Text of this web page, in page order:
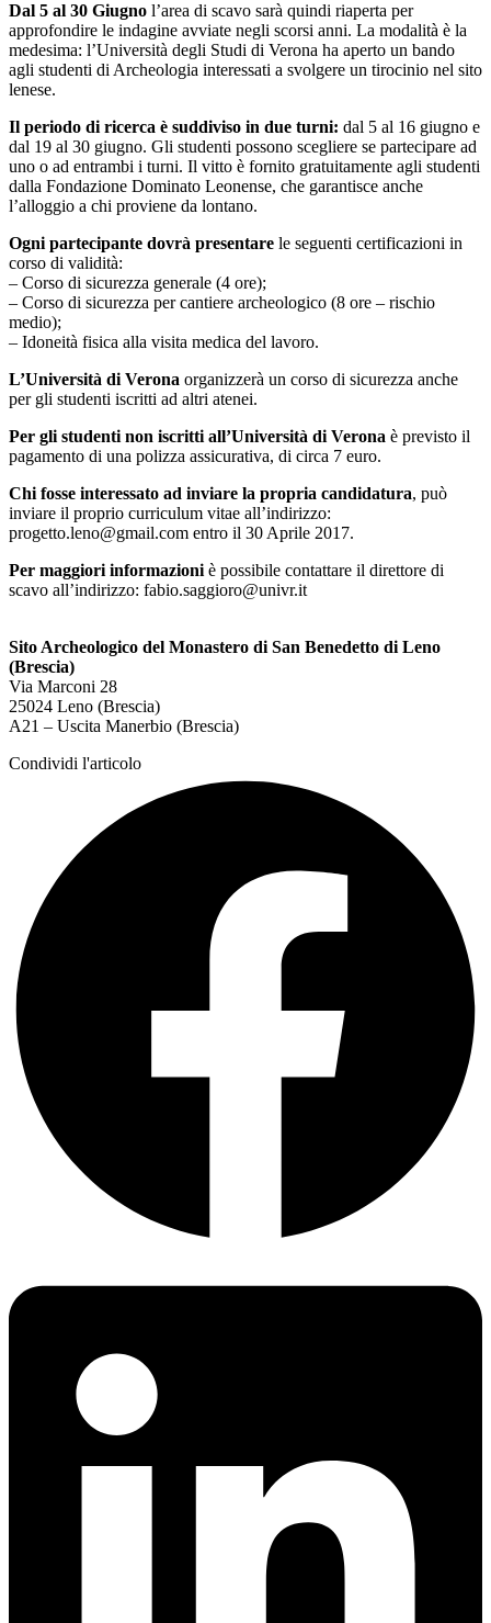
Dal 5 al 30 Giugno l’area di scavo sarà quindi riaperta per
approfondire le indagine avviate negli scorsi anni. La modalità è la
medesima: l’Università degli Studi di Verona ha aperto un bando
agli studenti di Archeologia interessati a svolgere un tirocinio nel sito
lenese.
Il periodo di ricerca è suddiviso in due turni: dal 5 al 16 giugno e
dal 19 al 30 giugno. Gli studenti possono scegliere se partecipare ad
uno o ad entrambi i turni. Il vitto è fornito gratuitamente agli studenti
dalla Fondazione Dominato Leonense, che garantisce anche
l’alloggio a chi proviene da lontano.
Ogni partecipante dovrà presentare le seguenti certificazioni in
corso di validità:
– Corso di sicurezza generale (4 ore);
– Corso di sicurezza per cantiere archeologico (8 ore – rischio
medio);
– Idoneità fisica alla visita medica del lavoro.
L’Università di Verona organizzerà un corso di sicurezza anche
per gli studenti iscritti ad altri atenei.
Per gli studenti non iscritti all’Università di Verona è previsto il
pagamento di una polizza assicurativa, di circa 7 euro.
Chi fosse interessato ad inviare la propria candidatura, può
inviare il proprio curriculum vitae all’indirizzo:
progetto.leno@gmail.com entro il 30 Aprile 2017.
Per maggiori informazioniè possibile contattare il direttore di
scavo all’indirizzo: fabio.saggioro@univr.it
Sito Archeologico del Monastero di San Benedetto di Leno
(Brescia)
Via Marconi 28
25024 Leno (Brescia)
A21 – Uscita Manerbio (Brescia)
Condividi l'articolo